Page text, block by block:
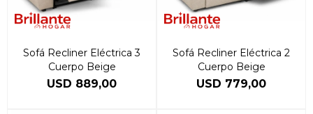
Sofá Recliner Eléctrica 3
Cuerpo Beige
USD 889,00
Sofá Recliner Eléctrica 2
Cuerpo Beige
USD 779,00